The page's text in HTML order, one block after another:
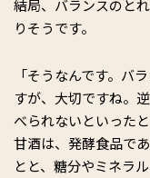
結局、バランスのと
りそうです。
「そうなんです。バ
すが、大切ですね。
べられないといった
甘酒は、発酵食品で
とと、糖分やミネラ